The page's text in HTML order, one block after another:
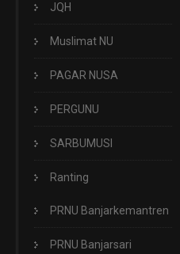
JQH
Muslimat NU
PAGAR NUSA
PERGUNU
SARBUMUSI
Ranting
PRNU Banjarkemantren
PRNU Banjarsari